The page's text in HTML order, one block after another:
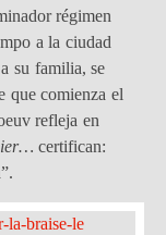
régimen
a la ciudad
su familia, se
que comienza el
refleja en
certifican: